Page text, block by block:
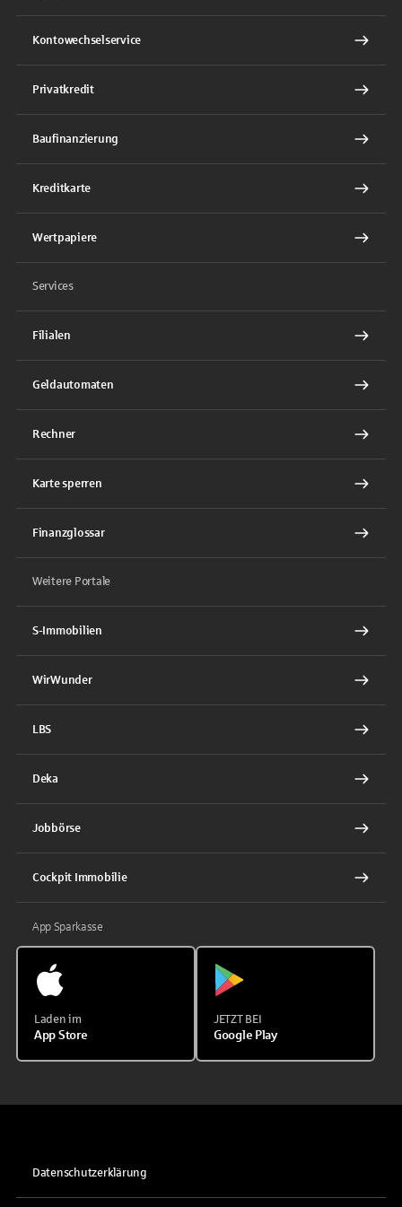
Kontowechselservice
Privatkredit
Baufinanzierung
Kreditkarte
Wertpapiere
Services
Filialen
Geldautomaten
Rechner
Karte sperren
Finanzglossar
Weitere Portale
S-Immobilien
WirWunder
LBS
Deka
Jobbörse
Cockpit Immobilie
App Sparkasse
Laden im
App Store
JETZT BEI
Google Play
Datenschutzerklärung